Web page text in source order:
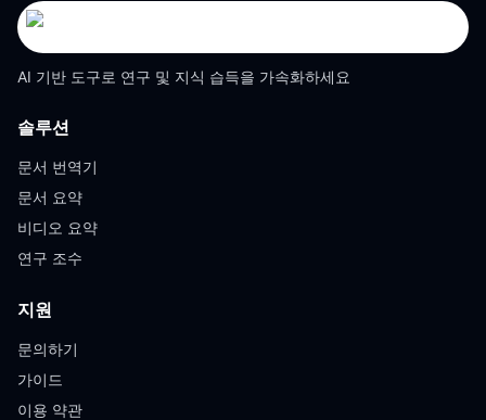
AI 기반 도구로 연구 및 지식 습득을 가속화하세요
솔루션
문서 번역기
문서 요약
비디오 요약
연구 조수
지원
문의하기
가이드
이용 약관